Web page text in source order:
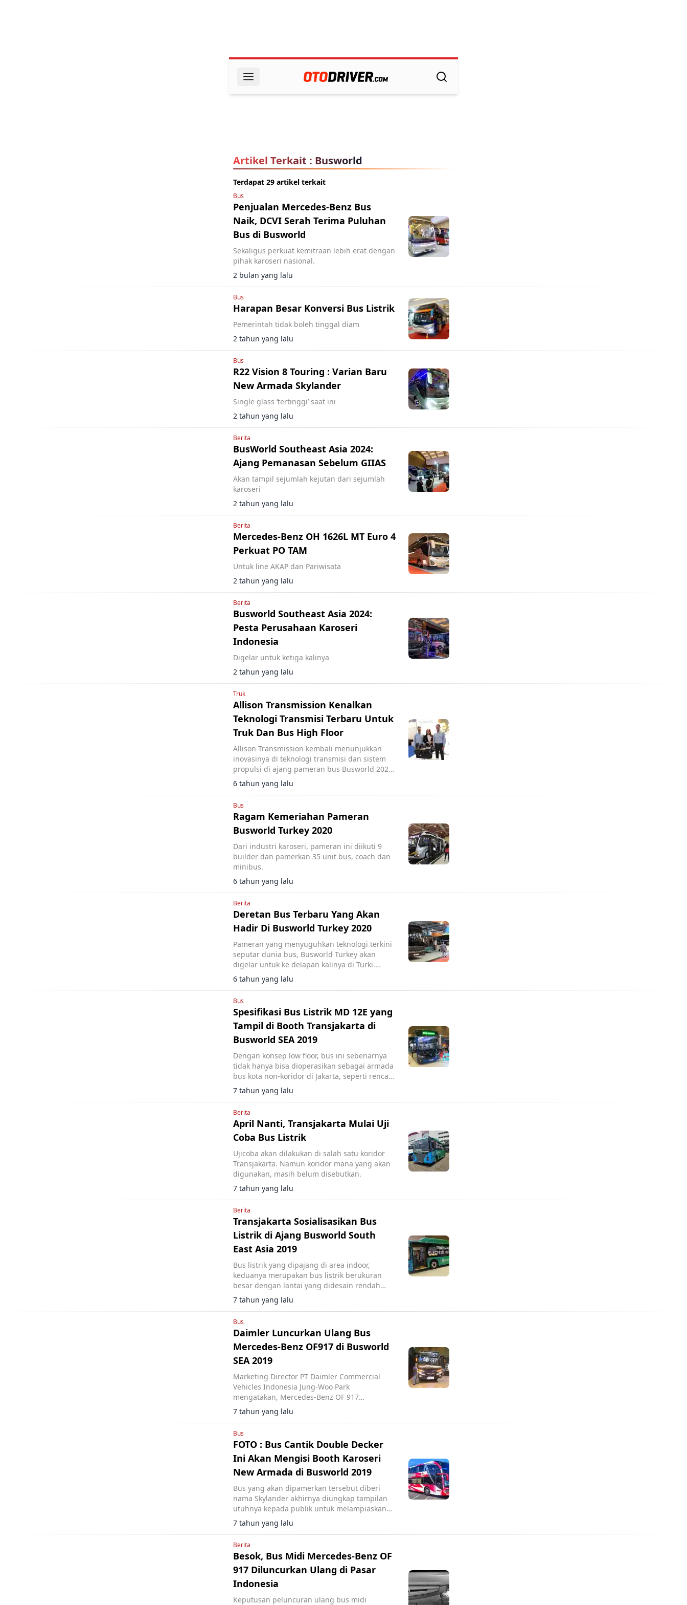
Artikel Terkait : Busworld
Terdapat 29 artikel terkait
Bus
Penjualan Mercedes-Benz Bus
Naik, DCVI Serah Terima Puluhan
Bus di Busworld
Sekaligus perkuat kemitraan lebih erat dengan
pihak karoseri nasional.
2 bulan yang lalu
Bus
Harapan Besar Konversi Bus Listrik
Pemerintah tidak boleh tinggal diam
2 tahun yang lalu
Bus
R22 Vision 8 Touring : Varian Baru
New Armada Skylander
Single glass ‘tertinggi’ saat ini
2 tahun yang lalu
Berita
BusWorld Southeast Asia 2024:
Ajang Pemanasan Sebelum GIIAS
Akan tampil sejumlah kejutan dari sejumlah
karoseri
2 tahun yang lalu
Berita
Mercedes-Benz OH 1626L MT Euro 4
Perkuat PO TAM
Untuk line AKAP dan Pariwisata
2 tahun yang lalu
Berita
Busworld Southeast Asia 2024:
Pesta Perusahaan Karoseri
Indonesia
Digelar untuk ketiga kalinya
2 tahun yang lalu
Truk
Allison Transmission Kenalkan
Teknologi Transmisi Terbaru Untuk
Truk Dan Bus High Floor
Allison Transmission kembali menunjukkan
inovasinya di teknologi transmisi dan sistem
propulsi di ajang pameran bus Busworld 2020
Turki
6 tahun yang lalu
Bus
Ragam Kemeriahan Pameran
Busworld Turkey 2020
Dari industri karoseri, pameran ini diikuti 9
builder dan pamerkan 35 unit bus, coach dan
minibus.
6 tahun yang lalu
Berita
Deretan Bus Terbaru Yang Akan
Hadir Di Busworld Turkey 2020
Pameran yang menyuguhkan teknologi terkini
seputar dunia bus, Busworld Turkey akan
digelar untuk ke delapan kalinya di Turki.
Pameran akan berlangsung mulai 5 sampai 7
Maret 2020 di Istanbul, Turki.
6 tahun yang lalu
Bus
Spesifikasi Bus Listrik MD 12E yang
Tampil di Booth Transjakarta di
Busworld SEA 2019
Dengan konsep low floor, bus ini sebenarnya
tidak hanya bisa dioperasikan sebagai armada
bus kota non-koridor di Jakarta, seperti rencana
yang akan segera diujicoba oleh PT
Transjakarta bulan April.
7 tahun yang lalu
Berita
April Nanti, Transjakarta Mulai Uji
Coba Bus Listrik
Ujicoba akan dilakukan di salah satu koridor
Transjakarta. Namun koridor mana yang akan
digunakan, masih belum disebutkan.
7 tahun yang lalu
Berita
Transjakarta Sosialisasikan Bus
Listrik di Ajang Busworld South
East Asia 2019
Bus listrik yang dipajang di area indoor,
keduanya merupakan bus listrik berukuran
besar dengan lantai yang didesain rendah
sehingga ramah terhadap penumpang
manula.
7 tahun yang lalu
Bus
Daimler Luncurkan Ulang Bus
Mercedes-Benz OF917 di Busworld
SEA 2019
Marketing Director PT Daimler Commercial
Vehicles Indonesia Jung-Woo Park
mengatakan, Mercedes-Benz OF 917
merupakan tipe bus yang dirancang untuk
melayani transportasi jarak menengah
7 tahun yang lalu
Bus
FOTO : Bus Cantik Double Decker
Ini Akan Mengisi Booth Karoseri
New Armada di Busworld 2019
Bus yang akan dipamerkan tersebut diberi
nama Skylander akhirnya diungkap tampilan
utuhnya kepada publik untuk melampiaskan
rasa penasaran netizen dan pemerhati
transportasi, Senin (18/3/2019).
7 tahun yang lalu
Berita
Besok, Bus Midi Mercedes-Benz OF
917 Diluncurkan Ulang di Pasar
Indonesia
Keputusan peluncuran ulang bus midi